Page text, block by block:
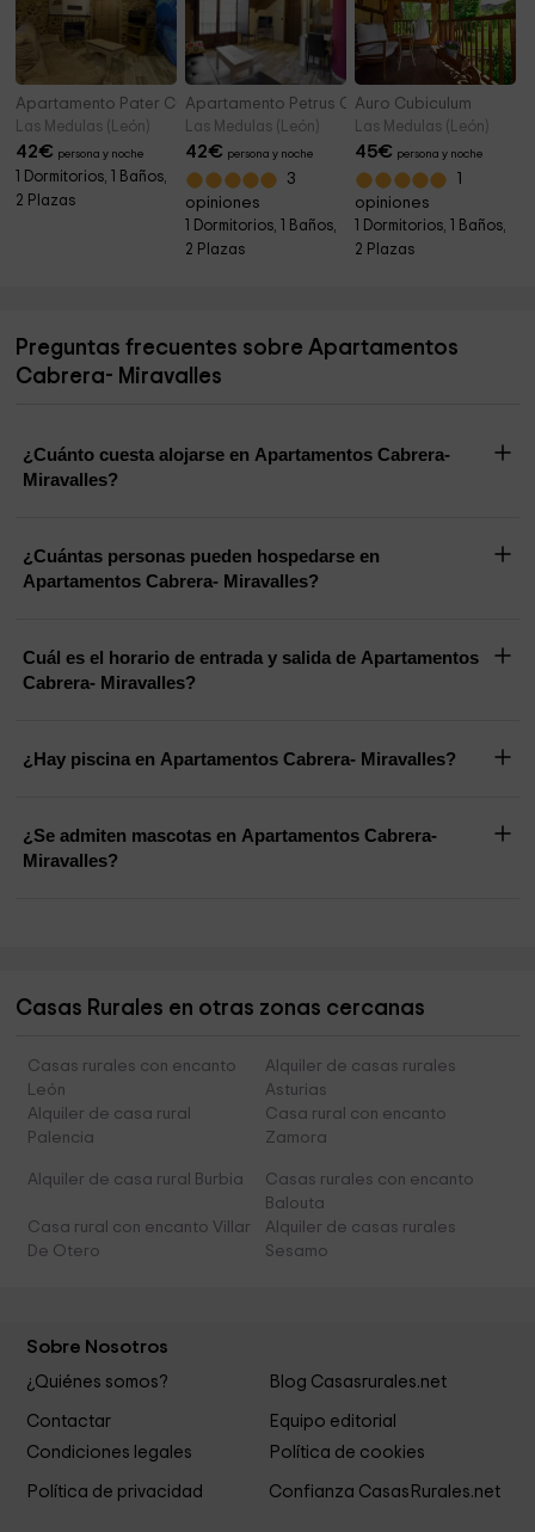
Apartamento Pater Cubiculum
Las Medulas (León)
42€ persona y noche
1 Dormitorios, 1 Baños,
2 Plazas
Apartamento Petrus Cubiculum
Las Medulas (León)
42€ persona y noche
3
opiniones
1 Dormitorios, 1 Baños,
2 Plazas
Auro Cubiculum
Las Medulas (León)
45€ persona y noche
opiniones
1 Dormitorios, 1 Baños,
2 Plazas
Preguntas frecuentes sobre Apartamentos
Cabrera- Miravalles
¿Cuánto cuesta alojarse en Apartamentos Cabrera-
Miravalles?
¿Cuántas personas pueden hospedarse en
Apartamentos Cabrera- Miravalles?
Cuál es el horario de entrada y salida de Apartamentos
Cabrera- Miravalles?
¿Hay piscina en Apartamentos Cabrera- Miravalles?
¿Se admiten mascotas en Apartamentos Cabrera-
Miravalles?
Casas Rurales en otras zonas cercanas
Casas rurales con encanto
León
Alquiler de casas rurales
Asturias
Alquiler de casa rural
Palencia
Casa rural con encanto
Zamora
Alquiler de casa rural Burbia
Casas rurales con encanto
Balouta
Casa rural con encanto Villar
De Otero
Alquiler de casas rurales
Sesamo
Sobre Nosotros
¿Quiénes somos? Blog Casasrurales.net
Contactar
Equipo editorial
Condiciones legales
Política de cookies
Política de privacidad Confianza CasasRurales.net